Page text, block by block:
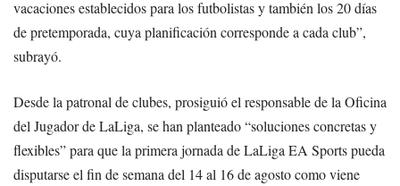
vacaciones establecidos para los futbolistas y también los 20 días
de pretemporada, cuya planificación corresponde a cada club”,
subrayó.
Desde la patronal de clubes, prosiguió el responsable de la Oficina
del Jugador de LaLiga, se han planteado “soluciones concretas y
flexibles” para que la primera jornada de LaLiga EA Sports pueda
disputarse el fin de semana del 14 al 16 de agosto como viene